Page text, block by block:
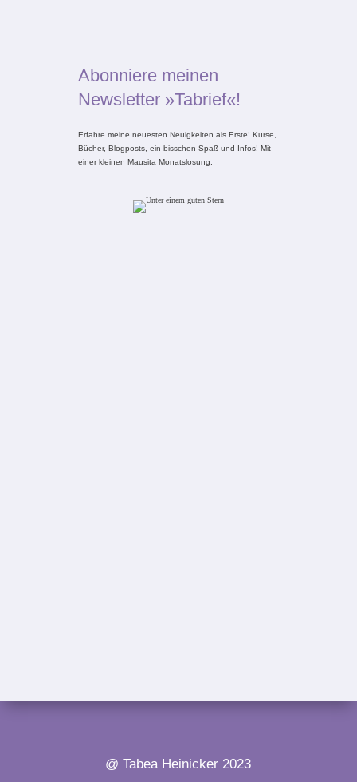
Abonniere meinen
Newsletter »Tabrief«!
Erfahre meine neuesten Neuigkeiten als Erste! Kurse,
Bücher, Blogposts, ein bisschen Spaß und Infos! Mit
einer kleinen Mausita Monatslosung:
@ Tabea Heinicker 2023